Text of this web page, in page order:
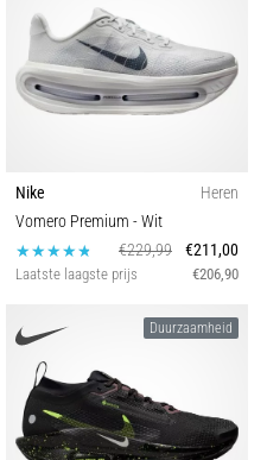
Nike
Heren
Vomero Premium - Wit
€229,99
€211,00
Laatste laagste prijs €206,90
Duurzaamheid